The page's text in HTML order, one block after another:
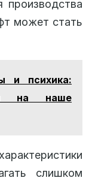
может стать
и психика:
на наше
слишком